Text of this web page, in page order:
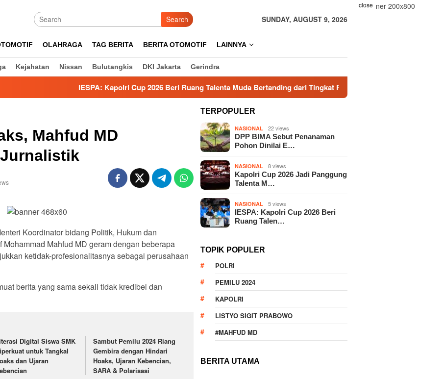
close
Search SUNDAY, AUGUST 9, 2026
OLAHRAGA TAG BERITA BERITA OTOMOTIF LAINNYA
Kejahatan Nissan Bulutangkis DKI Jakarta Gerindra
IESPA: Kapolri Cup 2026 Beri Ruang Talenta Muda Bertanding dari Tingkat Polres Kapolri Cup 2026 Jadi
Mahfud MD
Koordinator bidang Politik, Hukum dan
Mahfud MD geram dengan beberapa
ketidak-profesionalitasnya sebagai perusahaan
berita yang sama sekali tidak kredibel dan
Digital Siswa SMK
untuk Tangkal
dan Ujaran
Sambut Pemilu 2024 Riang
Gembira dengan Hindari
Hoaks, Ujaran Kebencian,
SARA & Polarisasi
TERPOPULER
NASIONAL 22 views
DPP BIMA Sebut Penanaman
Pohon Dinilai E…
NASIONAL 8 views
Kapolri Cup 2026 Jadi Panggung
Talenta M…
NASIONAL 5 views
IESPA: Kapolri Cup 2026 Beri
Ruang Talen…
TOPIK POPULER
POLRI
PEMILU 2024
KAPOLRI
LISTYO SIGIT PRABOWO
#MAHFUD MD
BERITA UTAMA